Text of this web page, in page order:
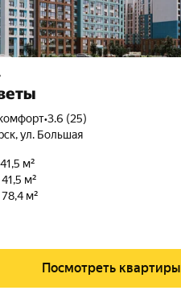
•3.6 (25)
,ул. Большая
м²
м²
м²
Посмотреть квартиры